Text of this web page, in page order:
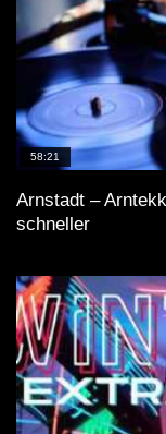
58:21
Arnstadt –
schneller